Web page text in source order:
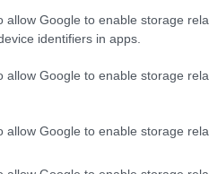
allow Google to enable storage
identifiers in apps.
allow Google to enable storage
allow Google to enable storage
της Γαλλίας
ελληνικά και κινεί
σκηνές στο
του ισαρικού
και ζεστή, γεμάτη